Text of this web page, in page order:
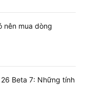
nên mua dòng
Beta 7: Những tính